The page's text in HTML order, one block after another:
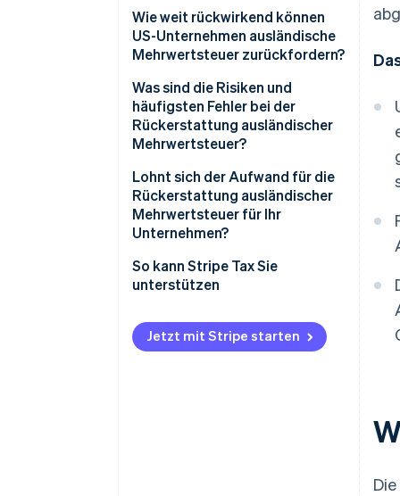
Wie weit rückwirkend können
US-Unternehmen ausländische
Mehrwertsteuer zurückfordern?
Was sind die Risiken und
häufigsten Fehler bei der
Rückerstattung ausländischer
Mehrwertsteuer?
Lohnt sich der Aufwand für die
Rückerstattung ausländischer
Mehrwertsteuer für Ihr
Unternehmen?
So kann Stripe Tax Sie
unterstützen
Jetzt mit Stripe starten